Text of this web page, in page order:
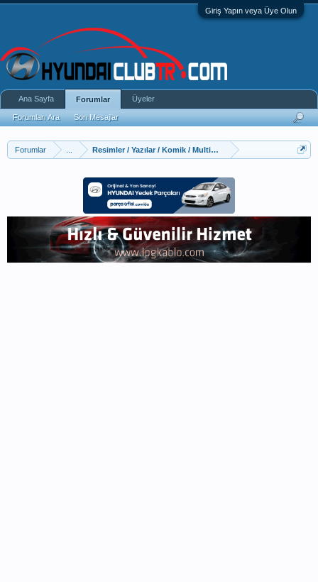
Giriş Yapın veya Üye Olun
Forumlar Resimler / Yazılar / Komik / Multimedya
Ana Sayfa Forumlar
Forumları Ara Son Mesajlar
Üyeler